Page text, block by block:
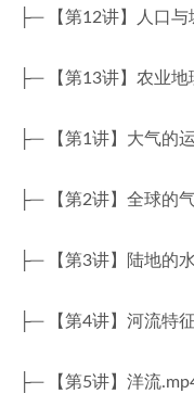
├─ 【第12讲】人口与
├─ 【第13讲】农业地
├─ 【第1讲】大气的
├─ 【第2讲】全球的
├─ 【第3讲】陆地的
├─ 【第4讲】河流特
├─ 【第5讲】洋流